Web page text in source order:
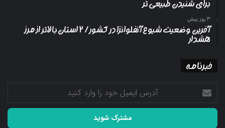
برای شنیدن طبیعی تر
3 روز پیش
آخرین وضعیت شیوع آنفلوانزا در کشور/ ۲ استان بالاتر از مرز
هشدار
خبرنامه
آدرس
ایمیل
خود